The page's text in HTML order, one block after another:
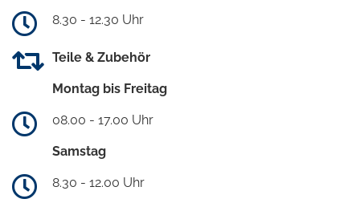
8.30 - 12.30 Uhr
Teile & Zubehör
Montag bis Freitag
08.00 - 17.00 Uhr
Samstag
8.30 - 12.00 Uhr